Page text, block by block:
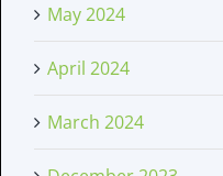
May 2024
April 2024
March 2024